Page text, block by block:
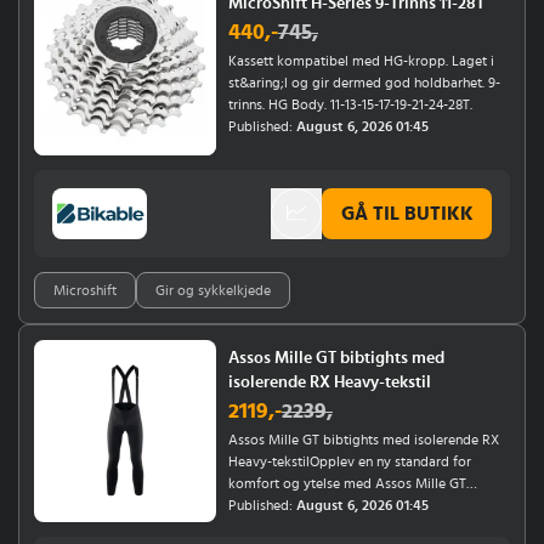
rygg og underarmer sikrer effektiv
luftcirkulasjon.Forbedret kragedekning:
Holder deg varm og beskytter mot
vind.Effektiv lukt-kontroll: Holder deg frisk
selv under lange turer.Passform: Tilpasser seg
kroppen for maksimal komfort og
440,-745,
Kassett kompatibel med HG-kropp. Laget i
st&aring;l og gir dermed god holdbarhet. 9-
trinns. HG Body. 11-13-15-17-19-21-24-28T.
Published: August 6, 2026 01:45
Microshift Gir og sykkelkjede
GÅ TIL BUTIKK
Assos Mille GT bibtights med
isolerende RX Heavy-tekstil
2119,-2239,
Assos Mille GT bibtights med isolerende RX
Heavy-tekstilOpplev en ny standard for
komfort og ytelse med Assos Mille GT
bibtights med seler. Perfekt for de skiftende
Published: August 6, 2026 01:45